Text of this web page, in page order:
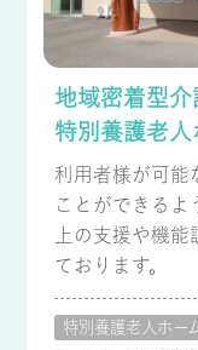
地域密着型
特別養護老
利用者様が可能
ことができるよ
上の支援や機
ております。
特別養護老人ホー